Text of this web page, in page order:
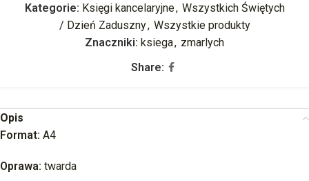
Kategorie: Księgi kancelaryjne, Wszystkich Świętych
/ Dzień Zaduszny, Wszystkie produkty
Znaczniki: ksiega, zmarlych
Share:
Opis
Format: A4
Oprawa: twarda